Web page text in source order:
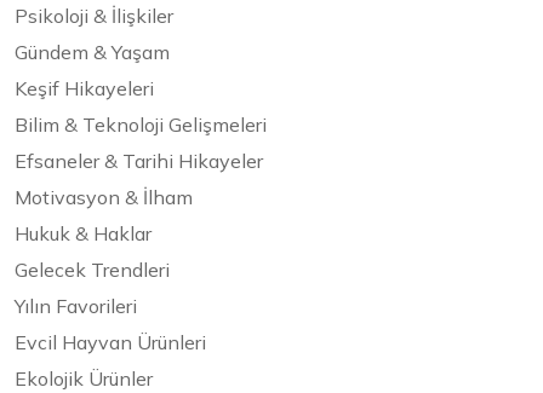
Psikoloji & İlişkiler
Gündem & Yaşam
Keşif Hikayeleri
Bilim & Teknoloji Gelişmeleri
Efsaneler & Tarihi Hikayeler
Motivasyon & İlham
Hukuk & Haklar
Gelecek Trendleri
Yılın Favorileri
Evcil Hayvan Ürünleri
Ekolojik Ürünler